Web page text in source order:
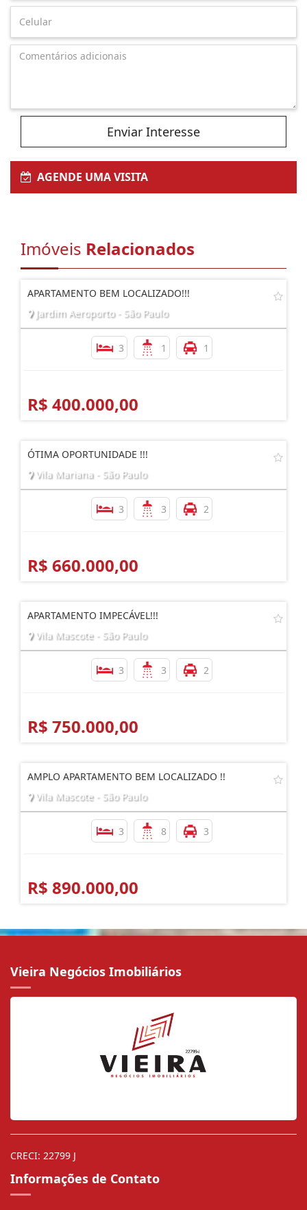
Enviar Interesse
AGENDE UMA VISITA
Imóveis Relacionados
APARTAMENTO BEM LOCALIZADO!!!
Jardim Aeroporto - São Paulo
3 1 1
R$ 400.000,00
ÓTIMA OPORTUNIDADE !!!
Vila Mariana - São Paulo
3 3 2
R$ 660.000,00
APARTAMENTO IMPECÁVEL!!!
Vila Mascote - São Paulo
3 3 2
R$ 750.000,00
AMPLO APARTAMENTO BEM LOCALIZADO !!
Vila Mascote - São Paulo
3 8 3
R$ 890.000,00
Vieira Negócios Imobiliários
CRECI: 22799 J
Informações de Contato